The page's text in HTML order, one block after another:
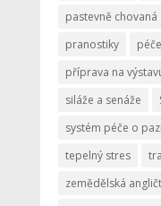
pastevně chovaná
pranostiky
příprava na
siláže a senáže
systém péče o
tepelný stres
zemědělská